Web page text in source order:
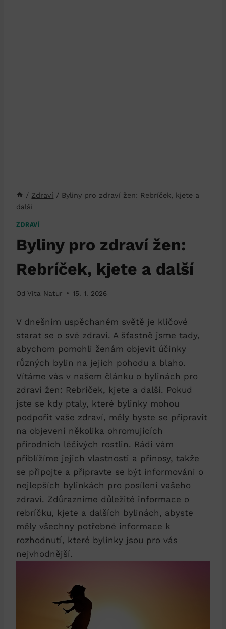
/ Zdraví / Byliny pro zdraví žen: Rebríček, kjete a
další
ZDRAVÍ
Byliny pro zdraví žen:
Rebríček, kjete a další
Od Vita Natur 15. 1. 2026
V dnešním uspěchaném světě je klíčové
starat se o své zdraví. A šťastně jsme tady,
abychom pomohli ženám objevit účinky
různých bylin na jejich pohodu a blaho.
Vítáme vás v našem článku o bylinách pro
zdraví žen: Rebríček, kjete a další. Pokud
jste se kdy ptaly, které bylinky mohou
podpořit vaše zdraví, měly byste se připravit
na objevení několika ohromujících
přírodních léčivých rostlin. Rádi vám
přiblížíme jejich vlastnosti a přínosy, takže
se připojte a připravte se být informováni o
nejlepších bylinkách pro posílení vašeho
zdraví. Zdůrazníme důležité informace o
rebríčku, kjete a dalších bylinách, abyste
měly všechny potřebné informace k
rozhodnutí, které bylinky jsou pro vás
nejvhodnější.